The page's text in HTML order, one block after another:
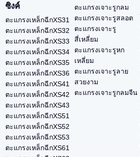
ซิงค์
ตะแกรงเหล็กฉีกXS31
ตะแกรงเหล็กฉีกXS32
ตะแกรงเหล็กฉีกXS33
ตะแกรงเหล็กฉีกXS34
ตะแกรงเหล็กฉีกXS35
ตะแกรงเหล็กฉีกXS36
ตะแกรงเหล็กฉีกXS41
ตะแกรงเหล็กฉีกXS42
ตะแกรงเหล็กฉีกXS43
ตะแกรงเหล็กฉีกXS51
ตะแกรงเหล็กฉีกXS52
ตะแกรงเหล็กฉีกXS53
ตะแกรงเหล็กฉีกXS61
ตะแกรงเจาะรูกลม
ตะแกรงเจาะรูสลอต
ตะแกรงเจาะรู
สี่เหลี่ยม
ตะแกรงเจาะรูหก
เหลี่ยม
ตะแกรงเจาะรูลาย
สวยงาม
ตะแกรงเจาะรูกลมจีน